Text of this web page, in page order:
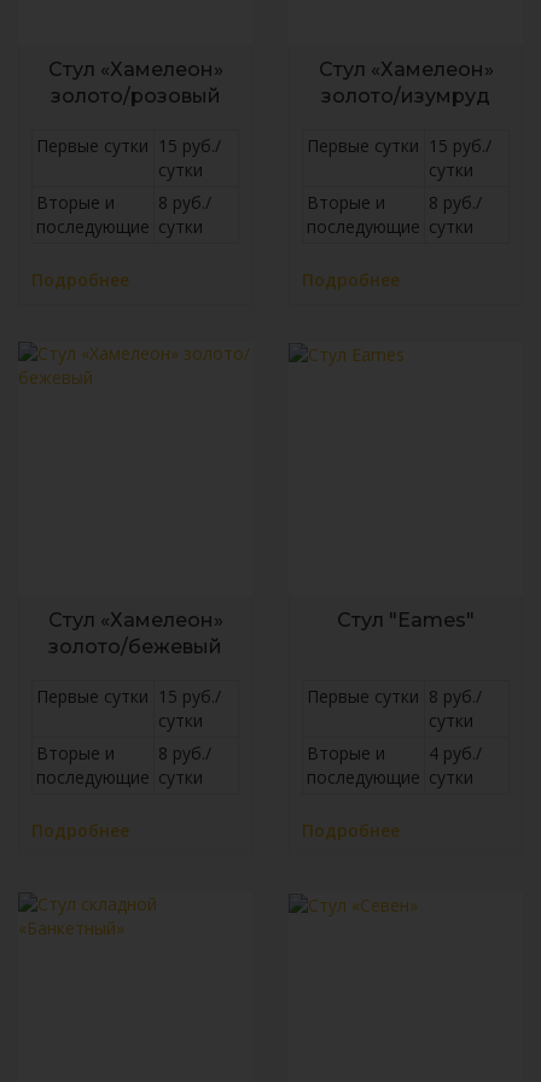
Стул «Хамелеон»
золото/розовый
Первые сутки 15 руб./
сутки
Вторые и
последующие
8 руб./
сутки
Подробнее
Стул «Хамелеон»
золото/изумруд
Первые сутки 15 руб./
сутки
Вторые и
последующие
8 руб./
сутки
Подробнее
Стул «Хамелеон»
золото/бежевый
Первые сутки 15 руб./
сутки
Вторые и
последующие
8 руб./
сутки
Подробнее
Стул "Eames"
Первые сутки 8 руб./
сутки
Вторые и
последующие
4 руб./
сутки
Подробнее